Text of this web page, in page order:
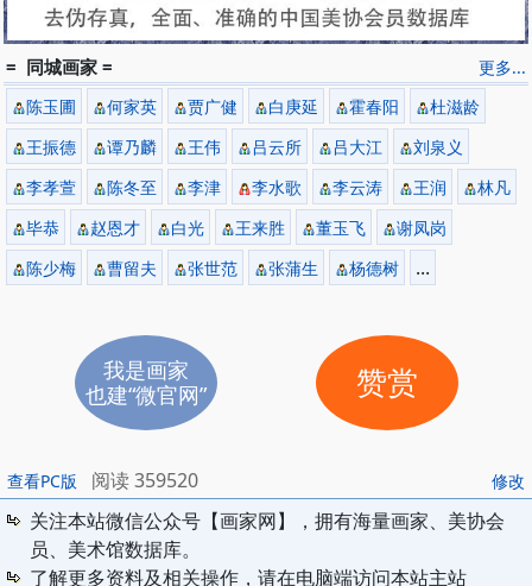
更多...
= 同城画家 =
陈玉圃 何家英 贾广健 白庚延 霍春阳
杜滋龄
王振德
谭乃麟 王伟 吕云所 吕大江
刘泉义
李孝萱
陈冬至 李津 李水歌 李云涛 王润
林凡
毕恭
赵恩才 白光 王来胜 董玉飞
谢凤岗
陈少梅
曹留夫 张世范 张蒲生 杨德树 ...
我是画家
也建“微官网”
赞赏
修改
查看PC版
阅读 359520
关注本站微信公众号【画家网】，拥有海量画家、美协会
员、美术馆数据库。
了解更多资料及相关操作，请在电脑端访问本站主站